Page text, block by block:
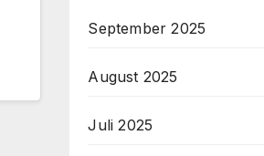
September 2025
August 2025
Juli 2025